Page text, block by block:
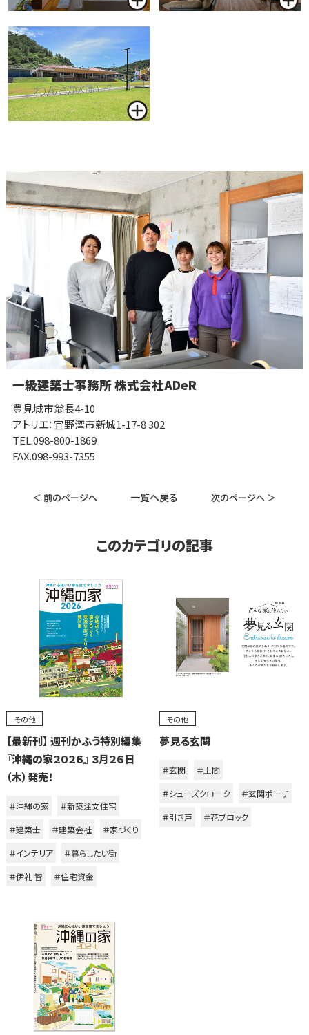
一級建築士事務所 株式会社ADeR
豊見城市翁長4-10
アトリエ：宜野湾市新城1-17-8 302
TEL.098-800-1869
FAX.098-993-7355
＜ 前のページへ 一覧へ戻る 次のページへ ＞
このカテゴリの記事
その他
【最新刊】 週刊かふう特別編集
『沖縄の家２０２６』 ３月２６日
（木）発売！
＃沖縄の家
＃新築注文住宅
＃建築士
＃建築会社
＃家づくり
＃インテリア
＃暮らしたい街
＃伊礼 智
＃住宅資金
その他
夢見る玄関
＃玄関
＃土間
＃シューズクローク
＃玄関ポーチ
＃引き戸
＃花ブロック